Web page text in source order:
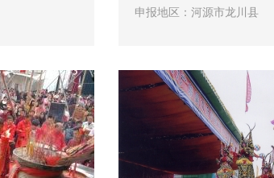
申报地区： 河源市龙川县